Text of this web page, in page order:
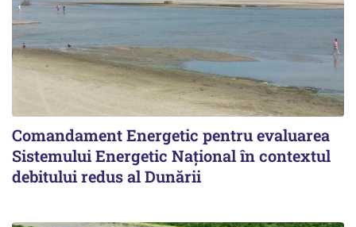
Comandament Energetic pentru evaluarea
Sistemului Energetic Naţional în contextul
debitului redus al Dunării